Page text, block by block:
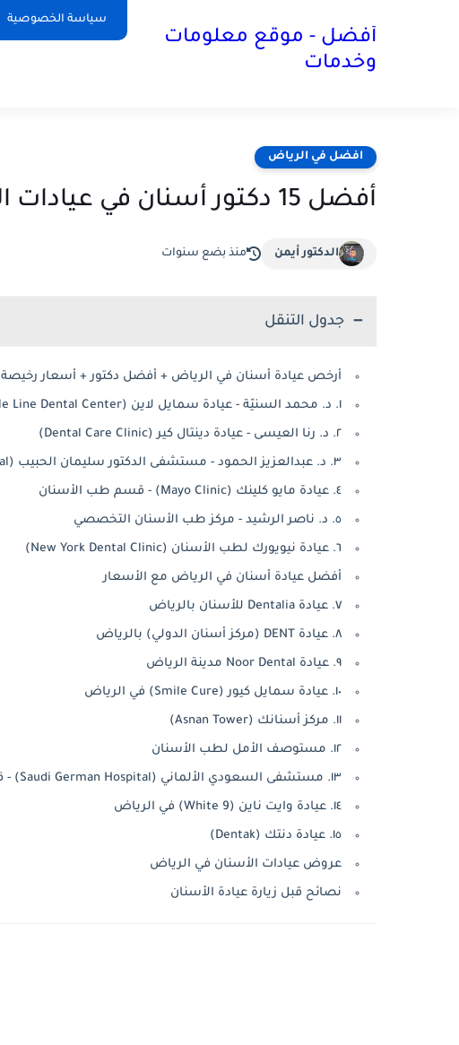
سياسة الخصوصية
أفضل - موقع معلومات
وخدمات
افضل في الرياض
أفضل 15 دكتور أسنان في عيادات الرياض مع الأسعار
الدكتور أيمن منذ بضع سنوات
جدول التنقل
أرخص عيادة أسنان في الرياض + أفضل دكتور + أسعار رخيصة
١. د. محمد السنيّة - عيادة سمايل لاين (Smile Line Dental Center)
٢. د. رنا العيسى - عيادة دينتال كير (Dental Care Clinic)
٣. د. عبدالعزيز الحمود - مستشفى الدكتور سليمان الحبيب (Sulaiman Al Habib Hospital)
٤. عيادة مايو كلينك (Mayo Clinic) - قسم طب الأسنان
٥. د. ناصر الرشيد - مركز طب الأسنان التخصصي
٦. عيادة نيويورك لطب الأسنان (New York Dental Clinic)
أفضل عيادة أسنان في الرياض مع الأسعار
٧. عيادة Dentalia للأسنان بالرياض
٨. عيادة DENT (مركز أسنان الدولي) بالرياض
٩. عيادة Noor Dental مدينة الرياض
١٠. عيادة سمايل كيور (Smile Cure) في الرياض
١١. مركز أسنانك (Asnan Tower)
١٢. مستوصف الأمل لطب الأسنان
١٣. مستشفى السعودي الألماني (Saudi German Hospital) - قسم الأسنان
١٤. عيادة وايت ناين (White 9) في الرياض
١٥. عيادة دنتك (Dentak)
عروض عيادات الأسنان في الرياض
نصائح قبل زيارة عيادة الأسنان